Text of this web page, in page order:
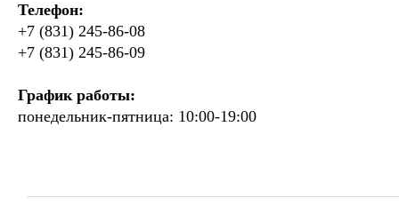
Телефон:
+7 (831) 245-86-08
+7 (831) 245-86-09
График работы:
понедельник-пятница: 10:00-19:00